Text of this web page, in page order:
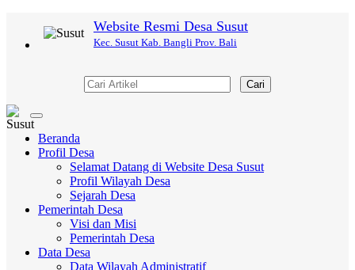
Website Resmi Desa Susut
Kec. Susut Kab. Bangli Prov. Bali
Cari
Toggle
navigation
Beranda
Profil Desa
Selamat Datang di Website Desa Susut
Profil Wilayah Desa
Sejarah Desa
Pemerintah Desa
Visi dan Misi
Pemerintah Desa
Data Desa
Data Wilayah Administratif